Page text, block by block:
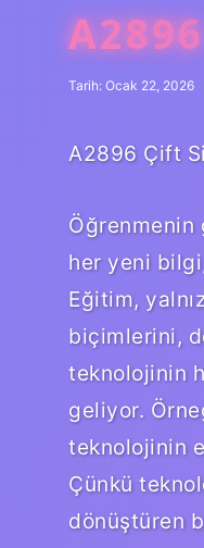
Tarih: Ocak 22, 2026
A2896 Çift
Öğrenmenin
her yeni
Eğitim,
biçimlerini,
teknolojinin
geliyor.
teknolojinin
Çünkü
dönüştüren